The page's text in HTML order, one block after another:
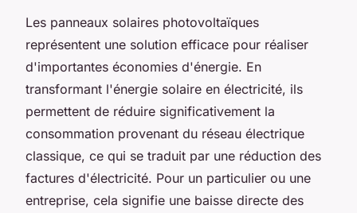
Les panneaux solaires photovoltaïques
représentent une solution efficace pour réaliser
d'importantes économies d'énergie. En
transformant l'énergie solaire en électricité, ils
permettent de réduire significativement la
consommation provenant du réseau électrique
classique, ce qui se traduit par une réduction des
factures d'électricité. Pour un particulier ou une
entreprise, cela signifie une baisse directe des